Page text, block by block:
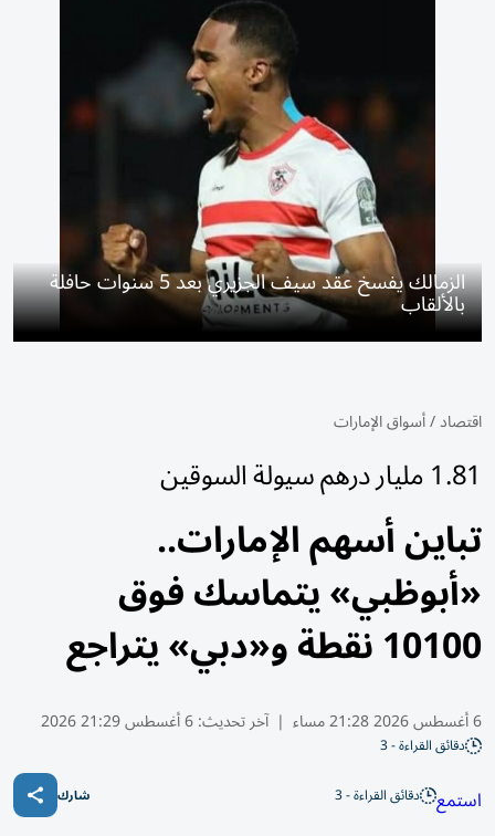
الزمالك يفسخ عقد سيف الجزيري بعد 5 سنوات حافلة
بالألقاب
اقتصاد/أسواق الإمارات
1.81 مليار درهم سيولة السوقين
تباين أسهم الإمارات..
«أبوظبي» يتماسك فوق
10100 نقطة و«دبي» يتراجع
6 أغسطس 2026 21:28 مساء | آخر تحديث:6 أغسطس 21:29 2026
دقائق القراءة - 3
استمع دقائق القراءة - 3 شارك